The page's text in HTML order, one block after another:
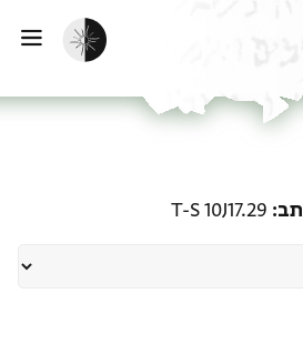
הפעלת מצב כהה
T-S 10J17.29